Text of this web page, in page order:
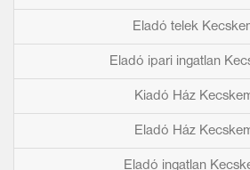
Eladó telek
Eladó ipari ingatlan
Kiadó Ház
Eladó Ház
Eladó ingatlan